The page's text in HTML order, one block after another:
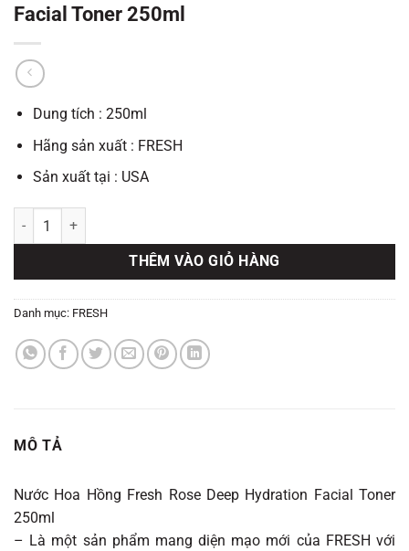
Facial Toner 250ml
Dung tích : 250ml
Hãng sản xuất : FRESH
Sản xuất tại : USA
Nước hoa hồng Fresh Rose Deep Hydration Facial Toner 250ml số
THÊM VÀO GIỎ HÀNG
Danh mục: FRESH
MÔ TẢ
Nước Hoa Hồng Fresh Rose Deep Hydration Facial Toner
250ml
– Là một sản phẩm mang diện mạo mới của FRESH với